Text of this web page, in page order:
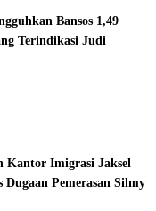
Bansos 1,49
Terindikasi Judi
Kantor Imigrasi Jaksel
Dugaan Pemerasan Silmy